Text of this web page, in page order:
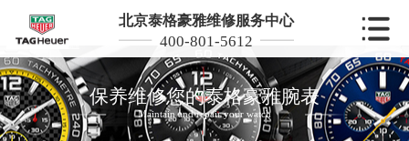
北京泰格豪雅维修服务中心
400-801-5612
保养维修您的泰格豪雅腕表
Maintain and repair your watch